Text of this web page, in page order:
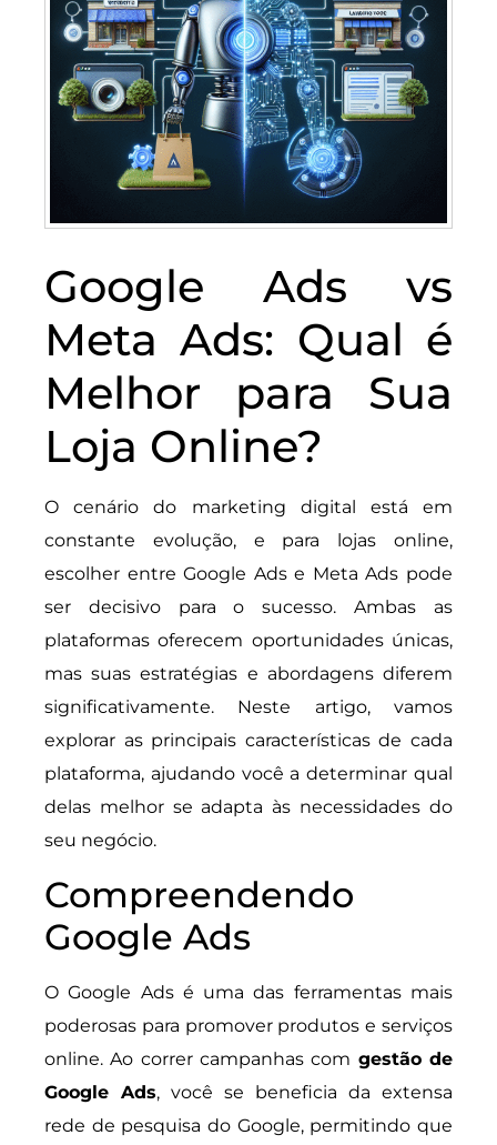
Google Ads vs
Meta Ads: Qual é
Melhor para Sua
Loja Online?
O cenário do marketing digital está em
constante evolução, e para lojas online,
escolher entre Google Ads e Meta Ads pode
ser decisivo para o sucesso. Ambas as
plataformas oferecem oportunidades únicas,
mas suas estratégias e abordagens diferem
significativamente. Neste artigo, vamos
explorar as principais características de cada
plataforma, ajudando você a determinar qual
delas melhor se adapta às necessidades do
seu negócio.
Compreendendo
Google Ads
O Google Ads é uma das ferramentas mais
poderosas para promover produtos e serviços
online. Ao correr campanhas com gestão de
Google Ads, você se beneficia da extensa
rede de pesquisa do Google, permitindo que